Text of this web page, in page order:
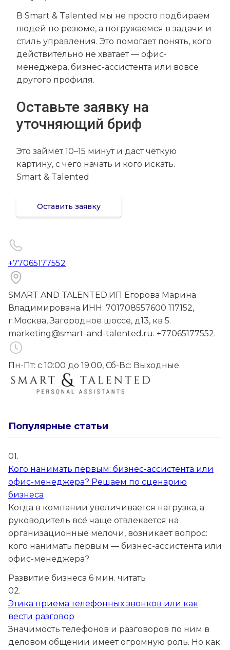
В Smart & Talented мы не просто подбираем
людей по резюме, а погружаемся в задачи и
стиль управления. Это помогает понять, кого
действительно не хватает — офис-
менеджера, бизнес-ассистента или вовсе
другого профиля.
Оставьте заявку на
уточняющий бриф
Это займёт 10–15 минут и даст чёткую
картину, с чего начать и кого искать.
Smart & Talented
Оставить заявку
+77065177552
SMART AND TALENTED.ИП Егорова Марина
Владимирована ИНН: 701708557600 117152,
г.Москва, Загородное шоссе, д13, кв 5.
marketing@smart-and-talented.ru. +77065177552.
Пн-Пт: с 10:00 до 19:00, Сб-Вс: Выходные.
Популярные статьи
01.
Кого нанимать первым: бизнес-ассистента или
офис-менеджера? Решаем по сценарию
бизнеса
Когда в компании увеличивается нагрузка, а
руководитель всё чаще отвлекается на
организационные мелочи, возникает вопрос:
кого нанимать первым — бизнес-ассистента или
офис-менеджера?
Развитие бизнеса 6 мин. читать
02.
Этика приема телефонных звонков или как
вести разговор
Значимость телефонов и разговоров по ним в
деловом общении имеет огромную роль. Но как